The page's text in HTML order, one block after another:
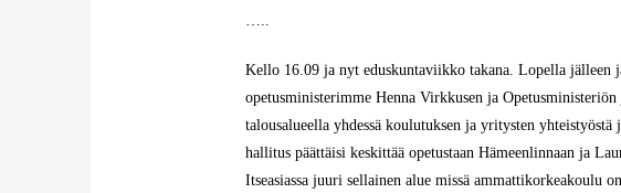
…..
Kello 16.09 ja nyt eduskuntaviikko takana. Lopella jälleen
opetusministerimme Henna Virkkusen ja
talousalueella yhdessä koulutuksen ja yritysten
hallitus päättäisi keskittää opetustaan Hämeenlinnaan ja
Itseasiassa juuri sellainen alue missä ammattikorkeakoulu